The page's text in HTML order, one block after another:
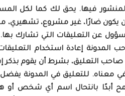
المنشور فيها. يحق لك كما لكل
أن يكون ضارًا، غير مشروع،
عن التعليقات التي تشارك بها.
المدونة إعادة استخدام
التعليق، بشرط أن يقوم بذكر
في معناه. للتعليق في المدونة
أبدًا بانتحال اسم أي شخص أو